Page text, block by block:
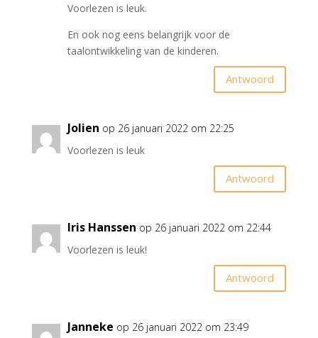
Voorlezen is leuk.
En ook nog eens belangrijk voor de
taalontwikkeling van de kinderen.
Antwoord
Jolien op 26 januari 2022 om 22:25
Voorlezen is leuk
Antwoord
Iris Hanssen op 26 januari 2022 om 22:44
Voorlezen is leuk!
Antwoord
Janneke op 26 januari 2022 om 23:49